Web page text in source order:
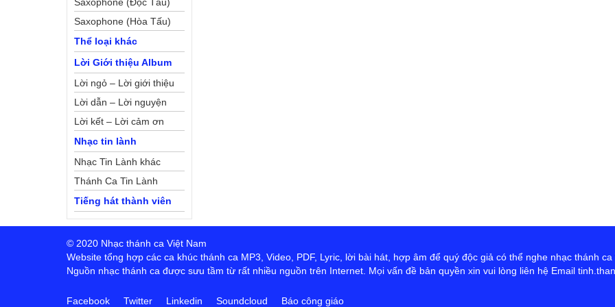
Saxophone (Hòa Tấu)
Thể loại khác
Lời Giới thiệu Album
Lời ngỏ – Lời giới thiệu
Lời dẫn – Lời nguyện
Lời kết – Lời cảm ơn
Nhạc tin lành
Nhạc Tin Lành khác
Thánh Ca Tin Lành
Tiếng hát thành viên
© 2020 Nhạc thánh ca Việt Nam
Website tổng hợp các ca khúc thánh ca MP3, Video, PDF, Lyric, lời bài hát, hợp âm để quý độc giả có thể nghe nhạc thánh ca
Nguồn nhạc thánh ca được sưu tầm từ rất nhiều nguồn trên Internet. Mọi vấn đề bản quyền xin vui lòng liên hệ Email
Facebook Twitter Linkedin Soundcloud Báo công giáo